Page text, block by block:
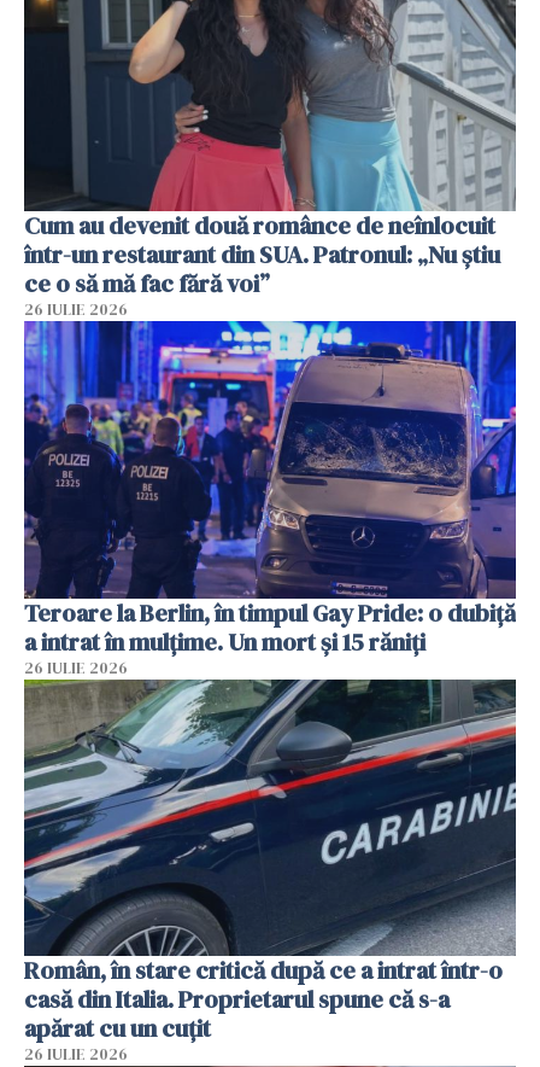
Cum au devenit două românce de neînlocuit
într-un restaurant din SUA. Patronul: „Nu știu
ce o să mă fac fără voi”
26 IULIE 2026
Teroare la Berlin, în timpul Gay Pride: o dubiță
a intrat în mulțime. Un mort și 15 răniți
26 IULIE 2026
Român, în stare critică după ce a intrat într-o
casă din Italia. Proprietarul spune că s-a
apărat cu un cuțit
26 IULIE 2026